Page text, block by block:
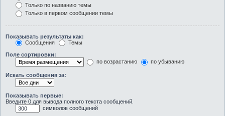
Только по названию темы
Только в первом сообщении темы
Показывать результаты как:
Сообщения
Темы
Поле сортировки:
по возрастанию
по убыванию
Искать сообщения за:
Показывать первые:
Введите 0 для вывода полного текста сообщений.
символов сообщений